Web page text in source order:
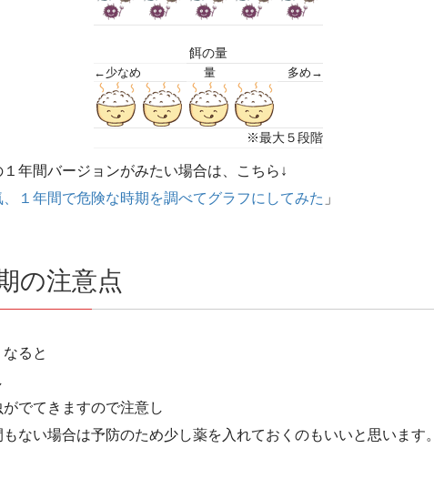
餌の量
←少なめ 量 多め→
※最大５段階
１年間バージョンがみたい場合は、こちら↓
１年間で危険な時期を調べてグラフにしてみた 」
の注意点
ると
でてきますので注意し
ない場合は予防のため少し薬を入れておくのもいいと思います。